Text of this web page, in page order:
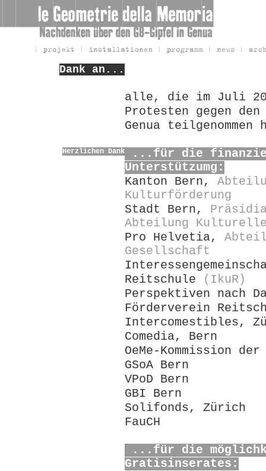
Dank an...
alle, die im Juli
Protesten gegen
Genua teilgenommen
Herzlichen Dank
...für die
Unterstützumg:
Kanton Bern,
Kulturförderung
Stadt Bern,
Abteilung
Pro Helvetia,
Gesellschaft
Reitschule
(IkuR)
Perspektiven nach
Förderverein
Intercomestibles,
Comedia, Bern
OeMe-Kommission
GSoA Bern
VPoD Bern
GBI Bern
Solifonds, Zürich
FauCH
...für die
Gratisinserates: